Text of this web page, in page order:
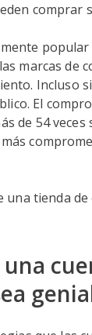
comprar
marcas de
Incluso
El
de 54
tienda
una